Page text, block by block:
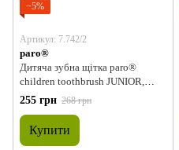
−5%
Артикул: 7.742/2
paro®
Дитяча зубна щітка paro®
children toothbrush JUNIOR,
блакитна
255 грн 268 грн
Купити